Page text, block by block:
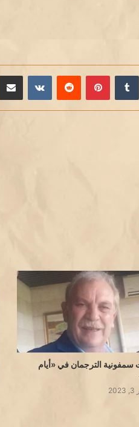
بينتيريست
سمفونية الترجمان في «أيام